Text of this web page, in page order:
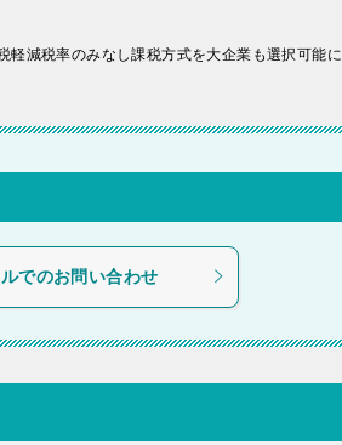
軽減税率のみなし課税方式を大企業も選択可能に
ルでのお問い合わせ